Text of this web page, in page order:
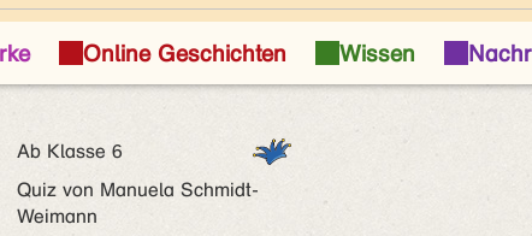
Ab Klasse 6
Quiz von Manuela Schmidt-
Weimann